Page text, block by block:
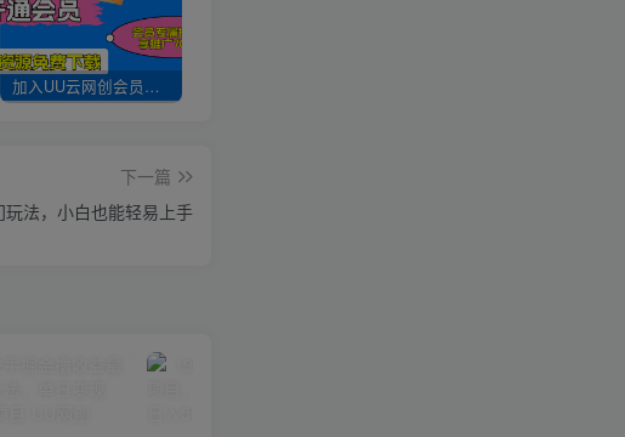
加入UU云网创会员，全站资源免费学习。
下一篇
玩法，小白也能轻易上手